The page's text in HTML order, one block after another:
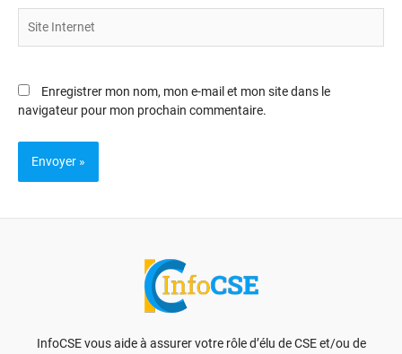
Internet
Enregistrer mon nom, mon e-mail et mon site dans le
navigateur pour mon prochain commentaire.
InfoCSE vous aide à assurer votre rôle d’élu de CSE et/ou de